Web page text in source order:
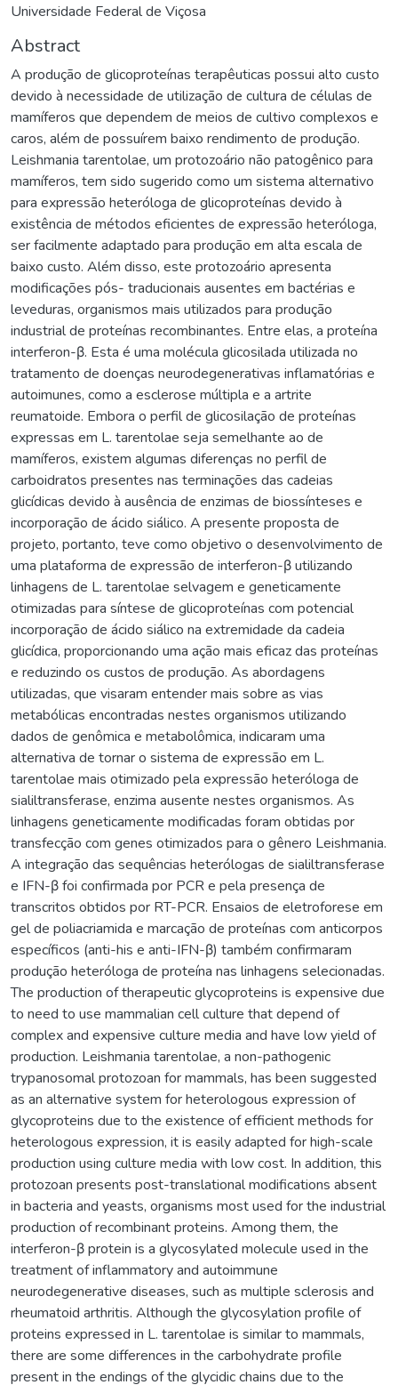
Universidade Federal de Viçosa
Abstract
A produção de glicoproteínas terapêuticas possui alto custo
devido à necessidade de utilização de cultura de células de
mamíferos que dependem de meios de cultivo complexos e
caros, além de possuírem baixo rendimento de produção.
Leishmania tarentolae, um protozoário não patogênico para
mamíferos, tem sido sugerido como um sistema alternativo
para expressão heteróloga de glicoproteínas devido à
existência de métodos eficientes de expressão heteróloga,
ser facilmente adaptado para produção em alta escala de
baixo custo. Além disso, este protozoário apresenta
modificações pós- traducionais ausentes em bactérias e
leveduras, organismos mais utilizados para produção
industrial de proteínas recombinantes. Entre elas, a proteína
interferon-β. Esta é uma molécula glicosilada utilizada no
tratamento de doenças neurodegenerativas inflamatórias e
autoimunes, como a esclerose múltipla e a artrite
reumatoide. Embora o perfil de glicosilação de proteínas
expressas em L. tarentolae seja semelhante ao de
mamíferos, existem algumas diferenças no perfil de
carboidratos presentes nas terminações das cadeias
glicídicas devido à ausência de enzimas de biossínteses e
incorporação de ácido siálico. A presente proposta de
projeto, portanto, teve como objetivo o desenvolvimento de
uma plataforma de expressão de interferon-β utilizando
linhagens de L. tarentolae selvagem e geneticamente
otimizadas para síntese de glicoproteínas com potencial
incorporação de ácido siálico na extremidade da cadeia
glicídica, proporcionando uma ação mais eficaz das proteínas
e reduzindo os custos de produção. As abordagens
utilizadas, que visaram entender mais sobre as vias
metabólicas encontradas nestes organismos utilizando
dados de genômica e metabolômica, indicaram uma
alternativa de tornar o sistema de expressão em L.
tarentolae mais otimizado pela expressão heteróloga de
sialiltransferase, enzima ausente nestes organismos. As
linhagens geneticamente modificadas foram obtidas por
transfecção com genes otimizados para o gênero Leishmania.
A integração das sequências heterólogas de sialiltransferase
e IFN-β foi confirmada por PCR e pela presença de
transcritos obtidos por RT-PCR. Ensaios de eletroforese em
gel de poliacriamida e marcação de proteínas com anticorpos
específicos (anti-his e anti-IFN-β) também confirmaram
produção heteróloga de proteína nas linhagens selecionadas.
The production of therapeutic glycoproteins is expensive due
to need to use mammalian cell culture that depend of
complex and expensive culture media and have low yield of
production. Leishmania tarentolae, a non-pathogenic
trypanosomal protozoan for mammals, has been suggested
as an alternative system for heterologous expression of
glycoproteins due to the existence of efficient methods for
heterologous expression, it is easily adapted for high-scale
production using culture media with low cost. In addition, this
protozoan presents post-translational modifications absent
in bacteria and yeasts, organisms most used for the industrial
production of recombinant proteins. Among them, the
interferon-β protein is a glycosylated molecule used in the
treatment of inflammatory and autoimmune
neurodegenerative diseases, such as multiple sclerosis and
rheumatoid arthritis. Although the glycosylation profile of
proteins expressed in L. tarentolae is similar to mammals,
there are some differences in the carbohydrate profile
present in the endings of the glycidic chains due to the